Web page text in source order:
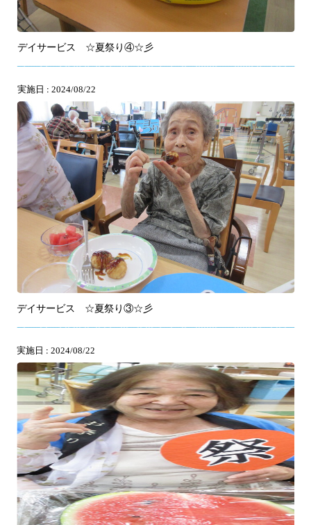
デイサービス ☆夏祭り④☆彡
実施日 : 2024/08/22
デイサービス ☆夏祭り③☆彡
実施日 : 2024/08/22